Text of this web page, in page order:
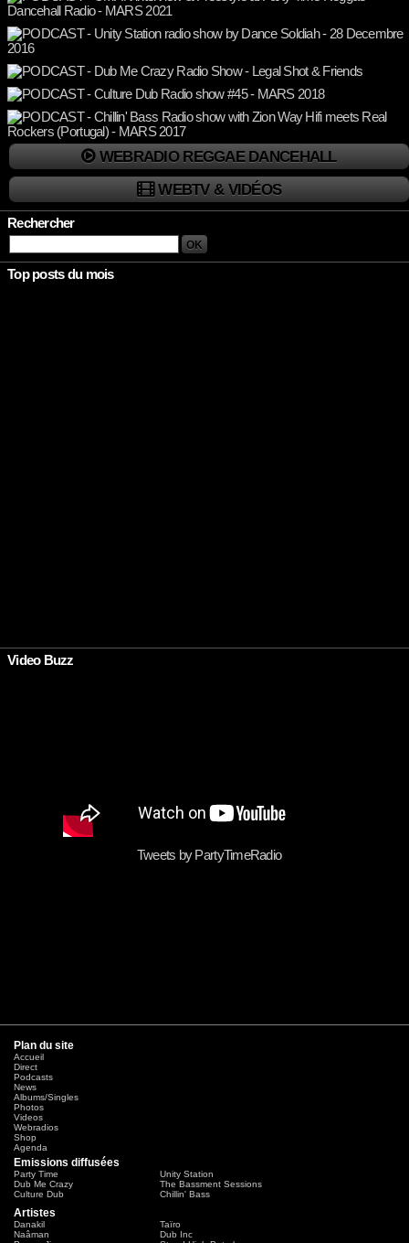
WEBRADIO REGGAE DANCEHALL
WEBTV & VIDÉOS
Rechercher
Top posts du mois
Video Buzz
Tweets by PartyTimeRadio
Plan du site
Accueil
Direct
Podcasts
News
Albums/Singles
Photos
Videos
Webradios
Shop
Agenda
Emissions diffusées
Party Time
Unity Station
Dub Me Crazy
The Bassment Sessions
Culture Dub
Chillin' Bass
Artistes
Danakil
Taïro
Naâman
Dub Inc